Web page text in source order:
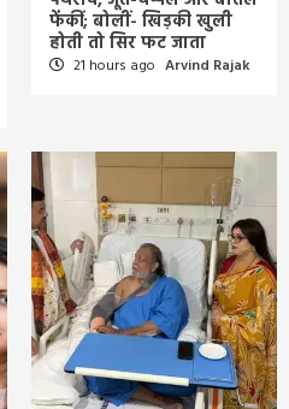
फेंकीं; बोलीं- खिड़की खुली
होती तो सिर फट जाता
21 hours ago Arvind Rajak